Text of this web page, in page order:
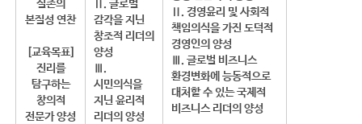
실존의
본질성 연찬
[교육목표]
진리를
탐구하는
창의적
전문가 양성
Ⅱ. 글로벌
감각을 지닌
창조적 리더의
양성
Ⅲ.
시민의식을
지닌 윤리적
리더의 양성
Ⅱ. 경영윤리 및 사회적
책임의식을 가진 도덕적
경영인의 양성
Ⅲ. 글로벌 비즈니스
환경변화에 능동적으로
대처할 수 있는 국제적
비즈니스 리더의 양성